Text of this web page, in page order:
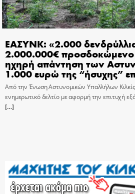
ΕΑΣΥΝΚ: «2.000
2.000.000€ προσδοκώμενο
ηχηρή απάντηση των
1.000 ευρώ της “ήσυχης”
Από την Ένωση Αστυνομικών Υπαλλήλων
ενημερωτικό δελτίο με αφορμή την επιτυχή
[…]